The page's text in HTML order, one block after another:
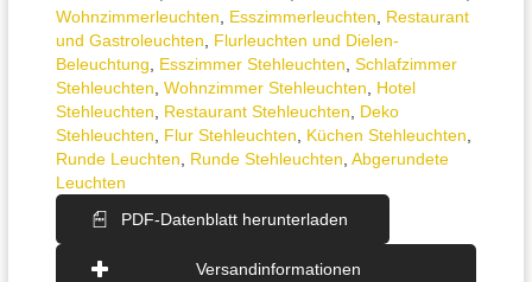
Wohnzimmer­leuchten
Esszimmer­­leuchten
Restaurant
und Gastroleuchten
Flurleuchten und Dielen-
Beleuchtung
Esszimmer Stehleuchten Schlafzimmer
Stehleuchten Wohnzimmer Stehleuchten
Hotel
Stehleuchten
Restaurant Stehleuchten
Deko
Stehleuchten
Flur Stehleuchten Küchen Stehleuchten
Runde Leuchten
Runde Stehleuchten Abgerundete
Leuchten
PDF-Datenblatt herunterladen
Versandinformationen